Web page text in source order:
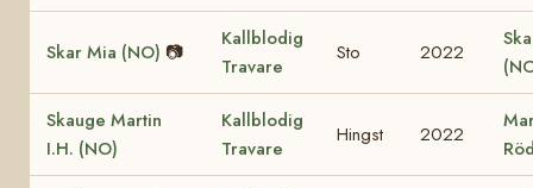
Skar Mia (NO) 📷
Kallblodig
Travare
Sto 2022
Skauge Martin
I.H. (NO)
Kallblodig
Travare
Hingst 2022